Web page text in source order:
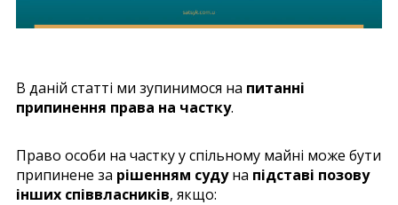
В даній статті ми зупинимося на питанні
припинення права на частку.
Право особи на частку у спільному майні може бути
припинене за рішенням судуна підставі позову
інших співвласників, якщо: